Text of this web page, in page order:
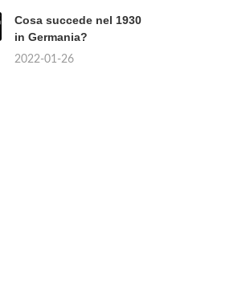
Cosa succede nel 1930
in Germania?
2022-01-26